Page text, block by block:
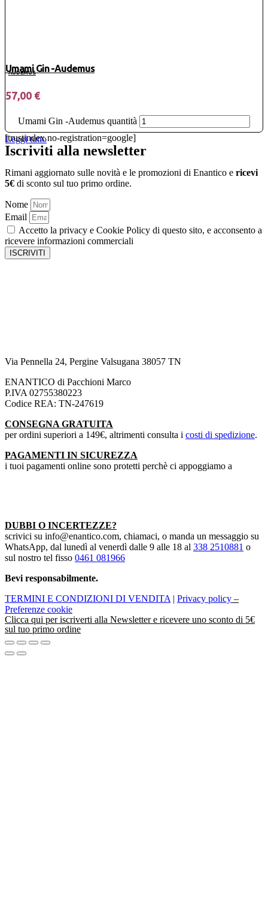
Umami Gin -Audemus
AUDEMUS
57,00 €
Umami Gin -Audemus quantità
Leggi tutto
[trustindex no-registration=google]
Iscriviti alla newsletter
Rimani aggiornato sulle novità e le promozioni di Enantico e ricevi
5€ di sconto sul tuo primo ordine.
Nome
Email
Accetto la privacy e Cookie Policy di questo sito, e acconsento a
ricevere informazioni commerciali
ISCRIVITI
Via Pennella 24, Pergine Valsugana 38057 TN
ENANTICO di Pacchioni Marco
P.IVA 02755380223
Codice REA: TN-247619
CONSEGNA GRATUITA
per ordini superiori a 149€, altrimenti consulta i costi di spedizione.
PAGAMENTI IN SICUREZZA
i tuoi pagamenti online sono protetti perchè ci appoggiamo a
DUBBI O INCERTEZZE?
scrivici su info@enantico.com, chiamaci, o manda un messaggio su
WhatsApp, dal lunedì al venerdì dalle 9 alle 18 al 338 2510881 o
sul nostro tel fisso 0461 081966
Bevi responsabilmente.
TERMINI E CONDIZIONI DI VENDITA | Privacy policy –
Preferenze cookie
Clicca qui per iscriverti alla Newsletter e ricevere uno sconto di 5€
sul tuo primo ordine